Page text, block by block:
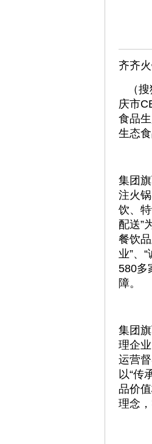
齐齐
（搜
庆市
食品
生态
集团
注火
饮、
配送”
餐饮
业”、
580多
障。
集团
理企
运营
以“传
品价
理念